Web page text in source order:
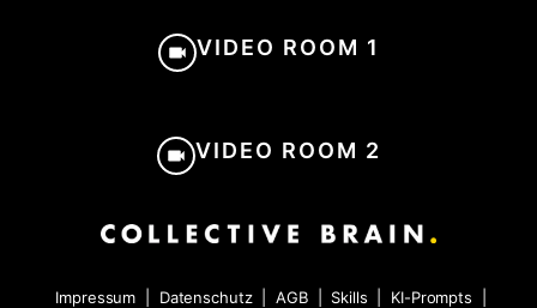
VIDEO ROOM 1
VIDEO ROOM 2
Impressum Datenschutz AGB Skills KI-Prompts